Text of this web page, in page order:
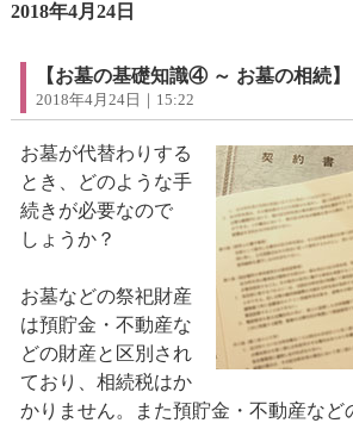
2018年4月24日
【お墓の基礎知識④ ～ お墓の相続】
2018年4月24日｜15:22
お墓が代替わりする
とき、どのような手
続きが必要なので
しょうか？
お墓などの祭祀財産
は預貯金・不動産な
どの財産と区別され
ており、相続税はか
かりません。また預貯金・不動産など